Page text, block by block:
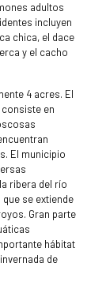
adultos
incluyen
chica, el dace
y el cacho
4 acres. El
en
El municipio
ribera del río
se extiende
Gran parte
hábitat
de